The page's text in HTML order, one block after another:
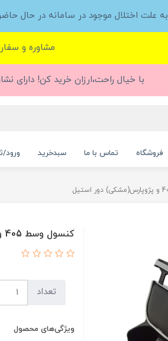
به علت اختلال موجود در سامانه در حال
مشاوره و سفارش
با خیال راحت،ارزان خرید کن! دارای
فروشگاه تماس با ما سبدخرید ورود/
کنسول وسط 405 و پژوپارس(مشکی) دور استیل
تعداد
ویژگی‌های محصول